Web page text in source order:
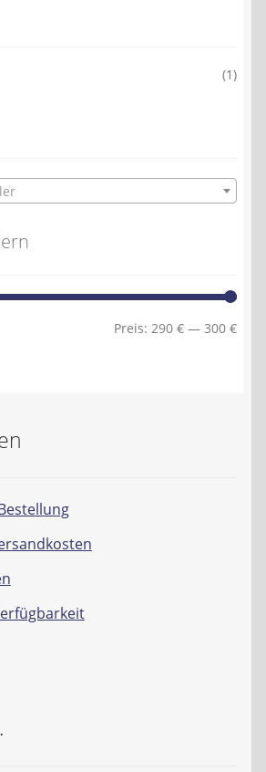
(1)
Min.
Max.
Preis: 290 € — 300 €